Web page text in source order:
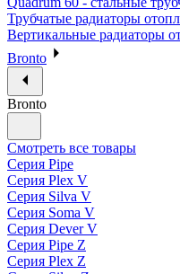
Трубчатые радиаторы
Вертикальные радиаторы
Bronto
Bronto
Смотреть все товары
Серия Pipe
Серия Plex V
Серия Silva V
Серия Soma V
Серия Dever V
Серия Pipe Z
Серия Plex Z